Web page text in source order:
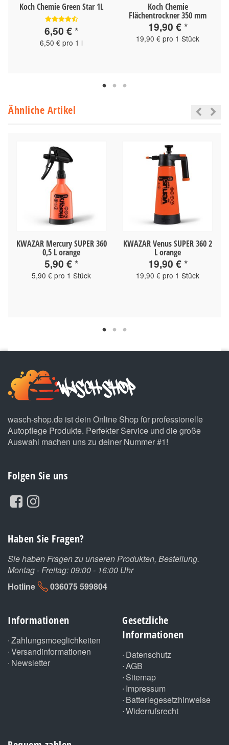
Koch Chemie Green Star 1L
6,50 €*
6,50 € pro 1 l
Koch Chemie
Flächentrockner 350 mm
19,90 €*
19,90 € pro 1 Stück
Ähnliche Artikel
KWAZAR Mercury SUPER 360
0,5 L orange
5,90 €*
5,90 € pro 1 Stück
KWAZAR Venus SUPER 360 2
L orange
19,90 €*
19,90 € pro 1 Stück
wasch-shop.de ist dein Online Shop für professionelle
Autopflege Produkte. Perfekter Service und die große
Auswahl machen uns zu deiner Nummer #1!
Folgen Sie uns
Haben Sie Fragen?
Sie haben Fragen zu unseren Produkten, Bestellung.
Montag - Freitag: 09:00 - 16:00 Uhr
Hotline
036075 599804
Informationen
Zahlungsmoeglichkeiten
Versandinformationen
Newsletter
Gesetzliche
Informationen
Datenschutz
AGB
Sitemap
Impressum
Batteriegesetzhinweise
Widerrufsrecht